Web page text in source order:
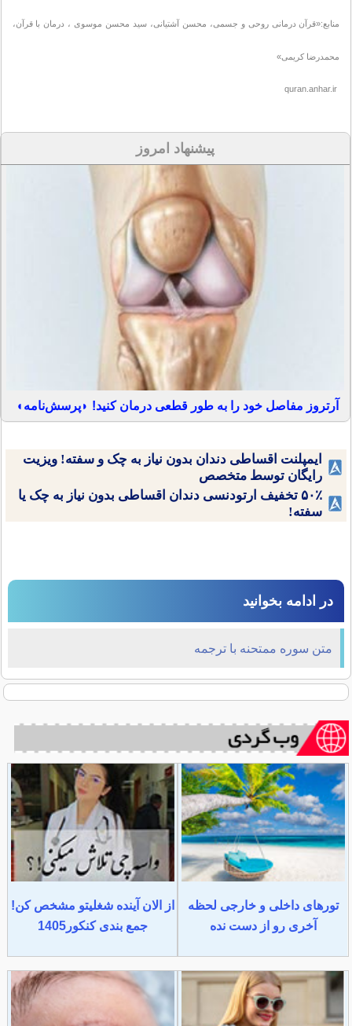
منابع:«قرآن درمانی روحی و جسمی، محسن آشتیانی، سید محسن موسوی ، درمان با قرآن،
محمدرضا کریمی»
پیشنهاد امروز
آرتروز مفاصل خود را به طور قطعی درمان کنید! ◗پرسش‌نامه◖
ایمپلنت اقساطی دندان بدون نیاز به چک و سفته! ویزیت
رایگان توسط متخصص
۵۰٪ تخفیف ارتودنسی دندان اقساطی بدون نیاز به چک یا
سفته!
در ادامه بخوانید
متن سوره ممتحنه با ترجمه
تورهای داخلی و خارجی لحظه
آخری رو از دست نده
از الان آینده شغلیتو مشخص کن!
جمع بندی کنکور1405